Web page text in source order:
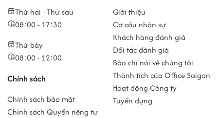
Thứ hai - Thứ sáu
08:00 - 17:30
Thứ bảy
08:00 - 12:00
Chính sách
Chính sách bảo mật
Chính sách Quyền riêng tư
Giới thiệu
Cơ cấu nhân sự
Khách hàng đánh giá
Đối tác đánh giá
Báo chí nói về chúng tôi
Thành tích của Office Saigon
Hoạt động Công ty
Tuyển dụng